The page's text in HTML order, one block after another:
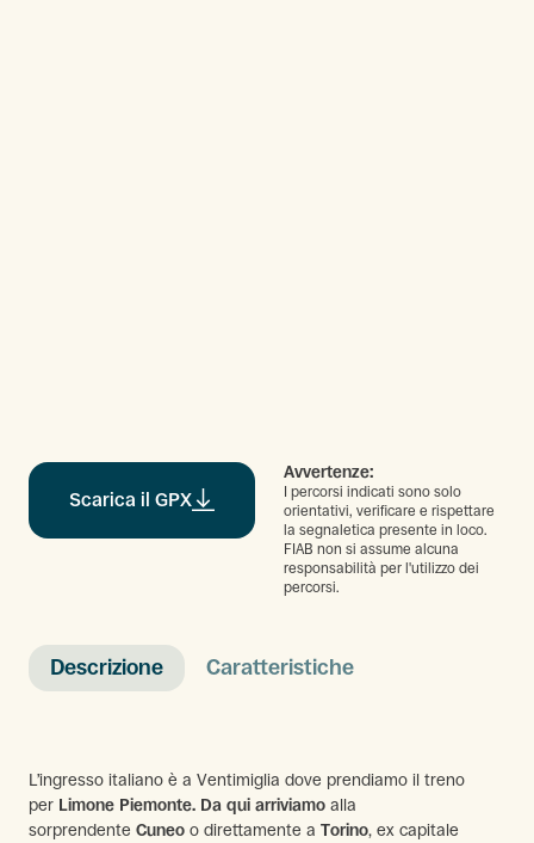
Descrizione Caratteristiche
L’ingresso italiano è a Ventimiglia dove prendiamo il treno
per Limone Piemonte. Da qui arriviamo alla
sorprendente Cuneo o direttamente a Torino, ex capitale
Scarica il GPX
Avvertenze:
I percorsi indicati sono solo
orientativi, verificare e rispettare
la segnaletica presente in loco.
FIAB non si assume alcuna
responsabilità per l'utilizzo dei
percorsi.